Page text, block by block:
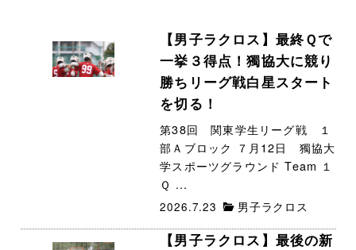
【男子ラクロス】最終Ｑで
一挙３得点！獨協大に競り
勝ちリーグ戦白星スタート
を切る！
第38回 関東学生リーグ戦 １
部Ａブロック ７月12日 獨協大
学スポーツグラウンド Team １
Ｑ ...
2026.7.23 男子ラクロス
【男子ラクロス】最後の新